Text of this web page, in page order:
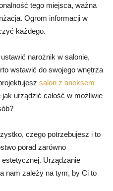
tego miejsca, ważna
Ogrom informacji w
każdego.
narożnik w salonie,
wstawić do swojego wnętrza
salon z aneksem
urządzić całość w możliwie
czego potrzebujesz i to
porad zarówno
Urządzanie
nam zależy na tym, by Ci to